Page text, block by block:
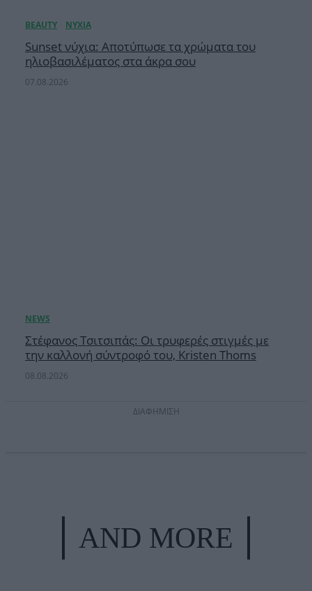
Sunset νύχια: Αποτύπωσε τα χρώματα του
ηλιοβασιλέματος στα άκρα σου
07.08.2026
Στέφανος Τσιτσιπάς: Οι τρυφερές στιγμές με
την καλλονή σύντροφό του, Kristen Thoms
08.08.2026
ΔΙΑΦΗΜΙΣΗ
AND MORE